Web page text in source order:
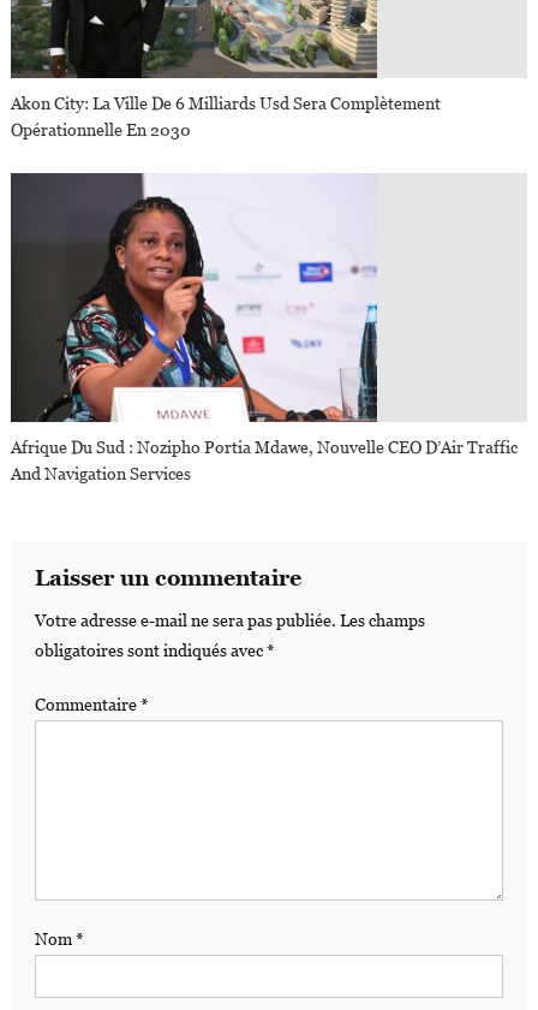
Akon City: La Ville De 6 Milliards Usd Sera Complètement
Opérationnelle En 2030
Afrique Du Sud : Nozipho Portia Mdawe, Nouvelle CEO D’Air Traffic
And Navigation Services
Laisser un commentaire
Votre adresse e-mail ne sera pas publiée. Les champs
obligatoires sont indiqués avec*
Commentaire*
Nom*